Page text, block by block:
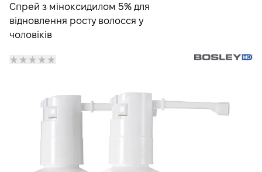
Спрей з міноксидилом 5% для
відновлення росту волосся у
чоловіків